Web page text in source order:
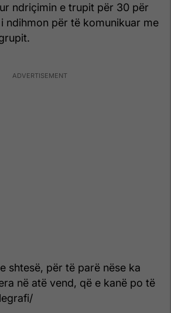
ndriçimin e trupit për 30 për
ndihmon për të komunikuar me
shtesë, për të parë nëse ka
në atë vend, që e kanë po të